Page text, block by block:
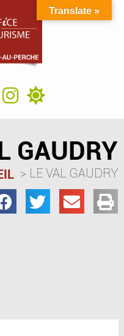
GAUDRY
LE VAL GAUDRY
Translate »